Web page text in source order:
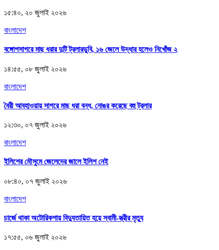
১৫:৪০, ২০ জুলাই ২০২৬
বাংলাদেশ
বঙ্গোপসাগরে মাছ ধরার দুটি ট্রলারডুবি, ১৬ জেলে উদ্ধার হলেও নিখোঁজ ২
১৪:৫৫, ০৮ জুলাই ২০২৬
বাংলাদেশ
বৈরী আবহাওয়ায় সাগরে মাছ ধরা বন্ধ, নোঙর করেছে বহু ট্রলার
১২:৩০, ০৭ জুলাই ২০২৬
বাংলাদেশ
ইলিশের মৌসুমে জেলেদের জালে ইলিশ নেই
০৮:৪০, ০৭ জুলাই ২০২৬
বাংলাদেশ
চার্জে থাকা অটোরিকশায় বিদ্যুতায়িত হয়ে স্বামী-স্ত্রীর মৃত্যু
১৭:৫৫, ০৬ জুলাই ২০২৬